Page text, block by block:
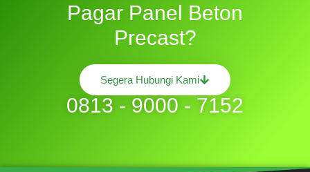
Pagar Panel Beton
Precast?
Segera Hubungi Kami
0813 - 9000 - 7152